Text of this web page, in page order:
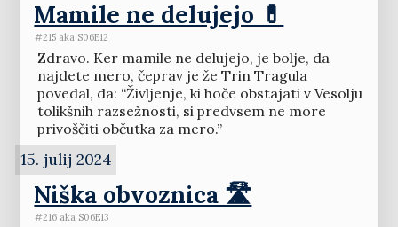
Mamile ne delujejo 💊
#215 aka S06E12
Zdravo. Ker mamile ne delujejo, je bolje, da
najdete mero, čeprav je že Trin Tragula
povedal, da: “Življenje, ki hoče obstajati v Vesolju
tolikšnih razsežnosti, si predvsem ne more
privoščiti občutka za mero.”
15. julij 2024
Niška obvoznica 🛣️
#216 aka S06E13